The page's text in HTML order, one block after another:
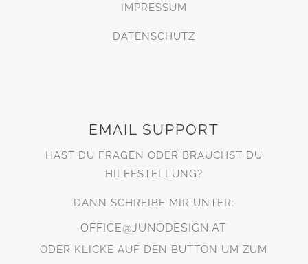
IMPRESSUM
DATENSCHUTZ
EMAIL SUPPORT
HAST DU FRAGEN ODER BRAUCHST DU
HILFESTELLUNG?
DANN SCHREIBE MIR UNTER:
OFFICE@JUNODESIGN.AT
ODER KLICKE AUF DEN BUTTON UM ZUM